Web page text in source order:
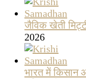
जैविक खेती
2026
भारत में किसान